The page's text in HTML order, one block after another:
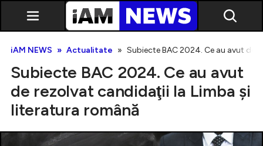
iAM NEWS Actualitate Subiecte BAC 2024. Ce au avut de
Subiecte BAC 2024. Ce au avut
de rezolvat candidaţii la Limba şi
literatura română